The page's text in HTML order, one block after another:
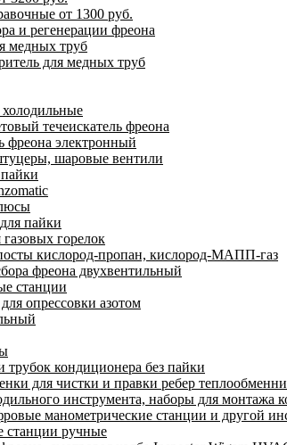
от 1300 руб.
и регенерации фреона
медных труб
для медных труб
течеискатель фреона
фреона электронный
шаровые вентили
пайки
горелок
кислород-пропан, кислород-МАПП-газ
фреона двухвентильный
станции
опрессовки азотом
трубок кондиционера без пайки
для чистки и правки ребер
инструмента, наборы для монтажа
манометрические станции и другой
станции ручные